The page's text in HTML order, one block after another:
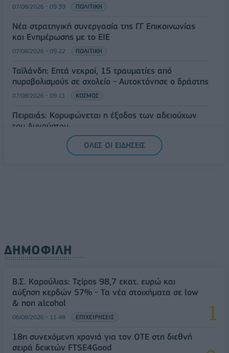
07/08/2026 - 09:39 ΠΟΛΙΤΙΚΗ
Νέα στρατηγική συνεργασία της ΓΓ Επικοινωνίας
και Ενημέρωσης με το ΕΙΕ
07/08/2026 - 09:22 ΠΟΛΙΤΙΚΗ
Ταϊλάνδη: Επτά νεκροί, 15 τραυματίες από
πυροβολισμούς σε σχολείο - Αυτοκτόνησε ο δράστης
07/08/2026 - 09:11 ΚΟΣΜΟΣ
Πειραιάς: Κορυφώνεται η έξοδος των αδειούχων
του Αυγούστου
ΟΛΕΣ ΟΙ ΕΙΔΗΣΕΙΣ
ΔΗΜΟΦΙΛΗ
Β.Σ. Καρούλιας: Τζίρος 98,7 εκατ. ευρώ και
αύξηση κερδών 57% - Τα νέα στοιχήματα σε low
& non alcohol
06/08/2026 - 11:48 ΕΠΙΧΕΙΡΗΣΕΙΣ
18η συνεχόμενη χρονιά για τον ΟΤΕ στη διεθνή
σειρά δεικτών FTSE4Good